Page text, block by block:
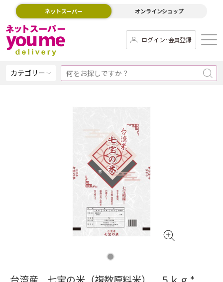
ネットスーパー オンラインショップ
ログイン･会員登録
カテゴリー